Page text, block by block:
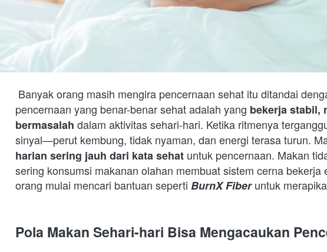
Banyak orang masih mengira pencernaan sehat itu ditandai
pencernaan yang benar-benar sehat adalah yang bekerja stabil,
bermasalah dalam aktivitas sehari-hari. Ketika ritmenya
sinyal—perut kembung, tidak nyaman, dan energi terasa turun.
harian sering jauh dari kata sehat untuk pencernaan. Makan
sering konsumsi makanan olahan membuat sistem cerna bekerja
orang mulai mencari bantuan seperti BurnX Fiber untuk
Pola Makan Sehari-hari Bisa Mengacaukan